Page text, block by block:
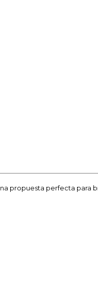
propuesta perfecta para